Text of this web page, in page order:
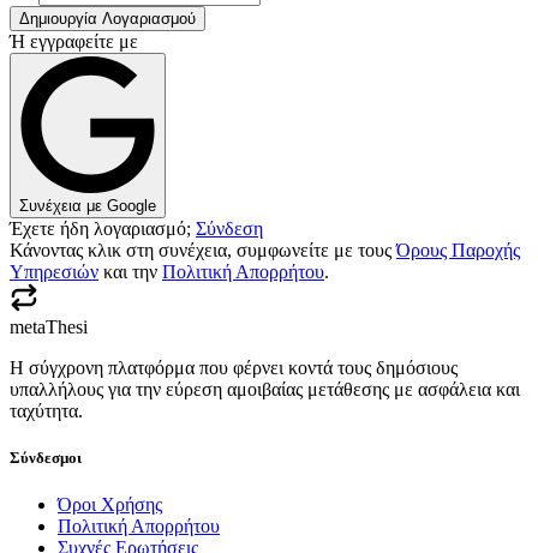
Δημιουργία Λογαριασμού
Ή εγγραφείτε με
Συνέχεια με Google
Έχετε ήδη λογαριασμό; Σύνδεση
Κάνοντας κλικ στη συνέχεια, συμφωνείτε με τουςΌρους Παροχής
Υπηρεσιών και την Πολιτική Απορρήτου.
metaThesi
Η σύγχρονη πλατφόρμα που φέρνει κοντά τους δημόσιους
υπαλλήλους για την εύρεση αμοιβαίας μετάθεσης με ασφάλεια και
ταχύτητα.
Σύνδεσμοι
Όροι Χρήσης
Πολιτική Απορρήτου
Συχνές Ερωτήσεις